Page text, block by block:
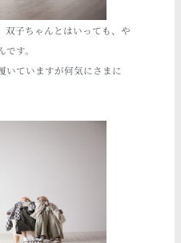
双子ちゃんとはいっても、や
す。
いていますが何気にさまに